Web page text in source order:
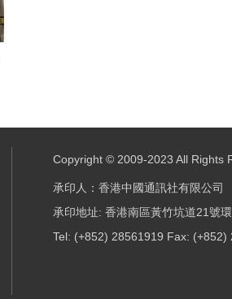
Copyright © 2009-2023 All Rights
承印人：香港中國通訊社有限公司
承印地址: 香港南區黃竹坑道21號
Tel: (+852) 28561919 Fax: (+852)